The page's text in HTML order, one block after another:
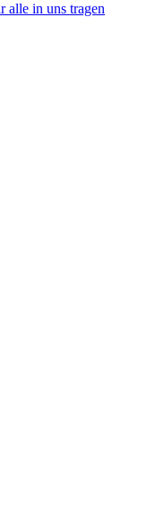
alle in uns tragen